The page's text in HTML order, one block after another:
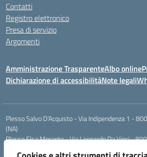
Contatti
Registro elettronico
Presa di servizio
Argomenti
Amministrazione TrasparenteAlbo online
Dichiarazione di accessibilitàNote legali
Plesso Salvo D'Acquisto - Via Indipendenza 1 -
(NA)
Plesso Elsa Morante - Via Leonardo Da Vinci -